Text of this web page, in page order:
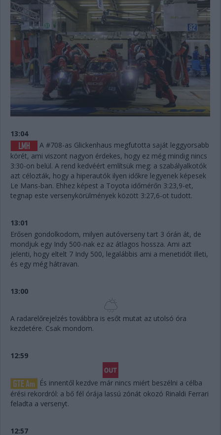
13:04
A #708-as Glickenhaus megfutotta saját leggyorsabb
körét, ami viszont nagyon érdekes, hogy ez még mindig nincs
3:30-on belül. A rend kedvéért említsük meg: a szabályalkotók
azt célozták, hogy a hiperautók ilyen időkre legyenek képesek
Le Mans-ban. Ehhez képest a Toyota időmérőn 3:23,9-et,
tegnap este versenykörülmények között 3:27,6-ot tudott.
13:01
Erősen gondolkodom, milyen autóverseny tart 3 órán át, de
mondjuk egy Indy 500-nak ez az átlagos hossza. Ami azt
jelenti, hogy eltelt 7 Indy 500, legalábbis ami a menetidőt illeti,
és egy még hátravan.
13:00
A radarelőrejelzés továbbra is esőt mutat az utolsó óra
kezdetére. Csak mondom.
12:59
És innentől kezdve már nincs miért beszélni a célba
érési rekordról: a bő fél órája lassú zónát okozó Rinaldi Ferrari
feladta a versenyt.
12:57